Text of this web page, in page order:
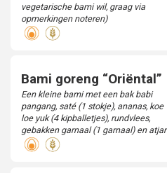
vegetarische bami wil, graag via
opmerkingen noteren)
Bami goreng “Oriëntal”
Een kleine bami met een bak babi
pangang, saté (1 stokje), ananas, koe
loe yuk (4 kipballetjes), rundvlees,
gebakken garnaal (1 garnaal) en atjar